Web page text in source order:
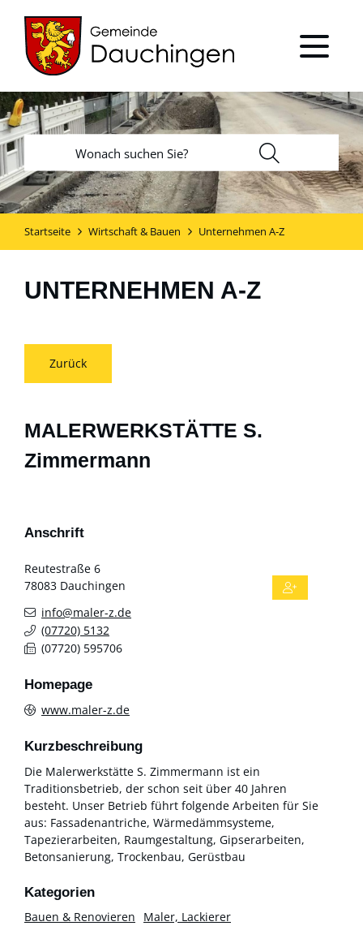
Startseite Wirtschaft & Bauen Unternehmen A-Z
UNTERNEHMEN A-Z
Zurück
MALERWERKSTÄTTE S.
Zimmermann
Anschrift
Reutestraße 6
78083 Dauchingen
info@maler-z.de
(07720) 5132
(07720) 595706
Homepage
www.maler-z.de
Kurzbeschreibung
Die Malerwerkstätte S. Zimmermann ist ein
Traditionsbetrieb, der schon seit über 40 Jahren
besteht. Unser Betrieb führt folgende Arbeiten für Sie
aus: Fassadenantriche, Wärmedämmsysteme,
Tapezierarbeiten, Raumgestaltung, Gipserarbeiten,
Betonsanierung, Trockenbau, Gerüstbau
Bauen & Renovieren Maler, Lackierer